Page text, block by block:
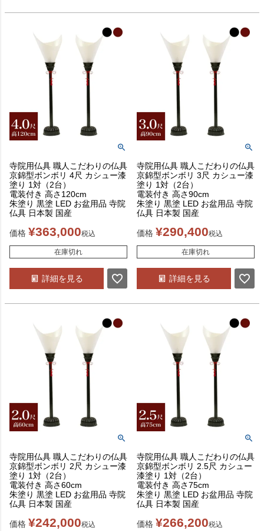
寺院用仏具 職人こだわりの仏具
京錦型ボンボリ 4尺 カシュー漆
塗り 1対（2台）
電装付き 高さ120cm
朱塗り 黒塗 LED お盆用品 寺院
仏具 日本製 国産
価格 ¥363,000税込
在庫切れ
詳細を見る
寺院用仏具 職人こだわりの仏具
京錦型ボンボリ 3尺 カシュー漆
塗り 1対（2台）
電装付き 高さ90cm
朱塗り 黒塗 LED お盆用品 寺院
仏具 日本製 国産
価格 ¥290,400税込
在庫切れ
詳細を見る
寺院用仏具 職人こだわりの仏具
京錦型ボンボリ 2尺 カシュー漆
塗り 1対（2台）
電装付き 高さ60cm
朱塗り 黒塗 LED お盆用品 寺院
仏具 日本製 国産
価格 ¥242,000税込
寺院用仏具 職人こだわりの仏具
京錦型ボンボリ 2.5尺 カシュー
漆塗り 1対（2台）
電装付き 高さ75cm
朱塗り 黒塗 LED お盆用品 寺院
仏具 日本製 国産
価格 ¥266,200税込